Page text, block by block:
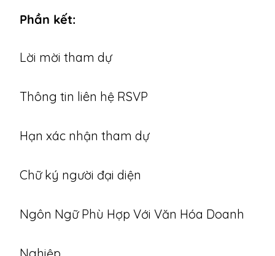
Phần kết:
Lời mời tham dự
Thông tin liên hệ RSVP
Hạn xác nhận tham dự
Chữ ký người đại diện
Ngôn Ngữ Phù Hợp Với Văn Hóa Doanh